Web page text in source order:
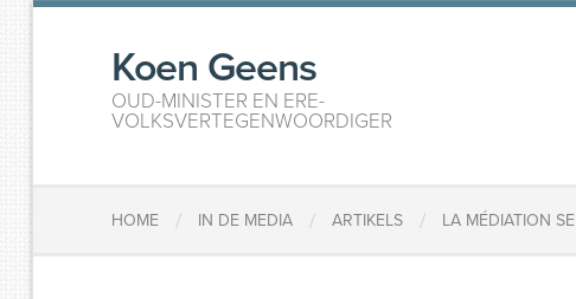
Koen Geens
OUD-MINISTER EN ERE-
VOLKSVERTEGENWOORDIGER
HOME / IN DE MEDIA / ARTIKELS / LA MÉDIATION